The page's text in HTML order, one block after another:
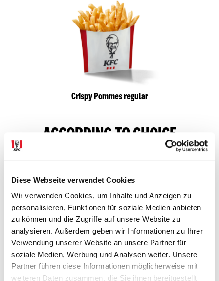
Diese Webseite verwendet Cookies
Wir verwenden Cookies, um Inhalte und Anzeigen zu
personalisieren, Funktionen für soziale Medien anbieten
zu können und die Zugriffe auf unsere Website zu
analysieren. Außerdem geben wir Informationen zu Ihrer
Verwendung unserer Website an unsere Partner für
soziale Medien, Werbung und Analysen weiter. Unsere
Partner führen diese Informationen möglicherweise mit
weiteren Daten zusammen, die Sie ihnen bereitgestellt
Crispy Pommes regular
ACCORDING TO CHOICE
Coca Cola Coleslaw